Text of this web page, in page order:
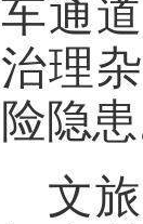
车通
治理
险隐患
文